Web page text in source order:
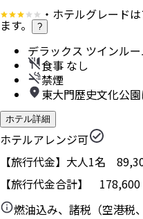
・ホテルグレード
ます。 ?
デラックス ツインル
食事 なし
禁煙
東大門歴史文化公
ホテル詳細
ホテルアレンジ可
【旅行代金】大人1名
【旅行代金合計】 178,600
燃油込み、諸税（空港税